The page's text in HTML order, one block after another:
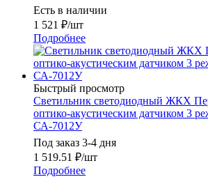
Есть в наличии
1 521 ₽/шт
Подробнее
Быстрый просмотр
Светильник светодиодный ЖКХ
оптико-акустическим датчиком 3
СА-7012У
Под заказ 3-4 дня
1 519.51 ₽/шт
Подробнее